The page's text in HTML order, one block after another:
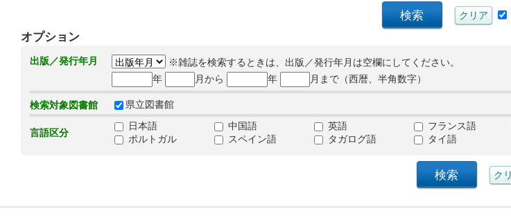
オプション
出版／発行年月
※雑誌を検索するときは、出版／発行年月は空欄にしてください。
年
月から 年 月まで（西暦、半角数字）
検索対象図書館 県立図書館
言語区分
日本語 中国語 英語 フランス語
ポルトガル
スペイン語 タガログ語 タイ語